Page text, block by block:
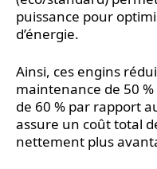
puissance pour
d’énergie.
Ainsi, ces engins
maintenance de 50 %
de 60 % par rapport
assure un coût total
nettement plus